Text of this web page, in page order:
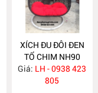
XÍCH ĐU ĐÔI ĐEN
TỔ CHIM NH90
Giá: LH - 0938 423
805